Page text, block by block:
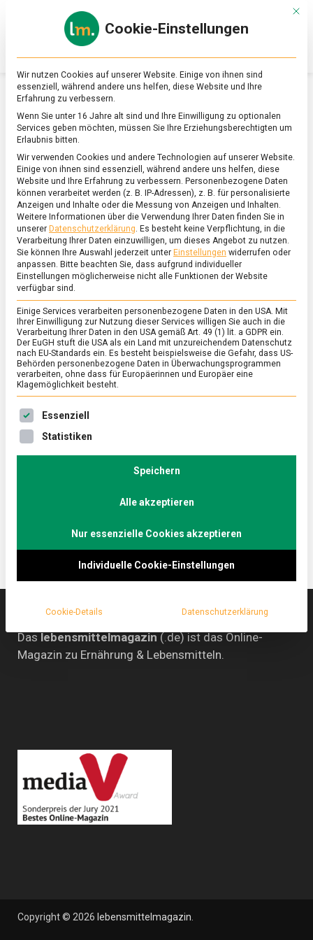
Online-
Magazin
zu
&
Ernährung
SCHLAGWORT:HAUTQUALLE
ERNÄHRUNG & GESUNDHEIT /FEATURED
Glibber mit Potenzial: Qualle als Frutti di
Mare
4. Februar 2022
Qualle
Quallen bieten eine interessante Proteinquelle, derer
sich die Wissenschaft seit geraumer Zeit
angenommen hat. Dabei sind Quallen längst ein
lässt es sich schmecken.
Das lebensmittelmagazin (.de) ist das Online-
Magazin zu Ernährung & Lebensmitteln.
Copyright © 2026 lebensmittelmagazin
Mit
Cookie-Einstellungen
Wir nutzen Cookies auf unserer Website. Einige von ihnen sind
essenziell, während andere uns helfen, diese Website und Ihre
Erfahrung zu verbessern.
Wenn Sie unter 16 Jahre alt sind und Ihre Einwilligung zu optionalen
Services geben möchten, müssen Sie Ihre Erziehungsberechtigten um
Erlaubnis bitten.
Wir verwenden Cookies und andere Technologien auf unserer Website.
Einige von ihnen sind essenziell, während andere uns helfen, diese
Website und Ihre Erfahrung zu verbessern. Personenbezogene Daten
können verarbeitet werden (z. B. IP-Adressen), z. B. für personalisierte
Anzeigen und Inhalte oder die Messung von Anzeigen und Inhalten.
Weitere Informationen über die Verwendung Ihrer Daten finden Sie in
unserer Datenschutzerklärung. Es besteht keine Verpflichtung, in die
Verarbeitung Ihrer Daten einzuwilligen, um dieses Angebot zu nutzen.
Sie können Ihre Auswahl jederzeit unter Einstellungen widerrufen oder
anpassen. Bitte beachten Sie, dass aufgrund individueller
Einstellungen möglicherweise nicht alle Funktionen der Website
verfügbar sind.
Einige Services verarbeiten personenbezogene Daten in den USA. Mit
Ihrer Einwilligung zur Nutzung dieser Services willigen Sie auch in die
Verarbeitung Ihrer Daten in den USA gemäß Art. 49 (1) lit. a GDPR ein.
Der EuGH stuft die USA als ein Land mit unzureichendem Datenschutz
nach EU-Standards ein. Es besteht beispielsweise die Gefahr, dass US-
Behörden personenbezogene Daten in Überwachungsprogrammen
verarbeiten, ohne dass für Europäerinnen und Europäer eine
Klagemöglichkeit besteht.
Es folgt eine Liste der Service-Gruppen, für die eine
Essenziell
Statistiken
Speichern
Alle akzeptieren
Nur essenzielle Cookies akzeptieren
Individuelle Cookie-Einstellungen
Cookie-Details Datenschutzerklärung